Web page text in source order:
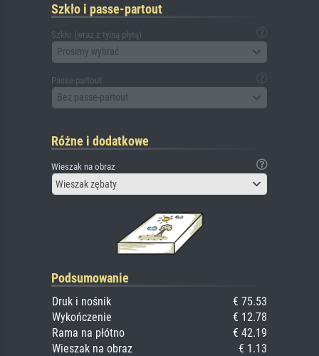
Szkło i passe-partout
Szkło (wraz z tylną płytą)
Prosimy wybrać
Passe-partout
Bez passe-partout
Różne i dodatkowe
Wieszak na obraz
Wieszak zębaty
Podsumowanie
Druk i nośnik
€ 75.53
Wykończenie
€ 12.78
Rama na płótno
€ 42.19
Wieszak na obraz
€ 1.13